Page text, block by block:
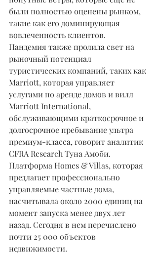
были полностью оценены рынком,
такие как его доминирующая
вовлеченность клиентов.
Пандемия также пролила свет на
рыночный потенциал
туристических компаний, таких как
Marriott, которая управляет
услугами по аренде домов и вилл
Marriott International,
обслуживающими краткосрочное и
долгосрочное пребывание ультра
премиум-класса, говорит аналитик
CFRA Research Туна Амоби.
Платформа Homes & Villas, которая
предлагает профессионально
управляемые частные дома,
насчитывала около 2000 единиц на
момент запуска менее двух лет
назад. Сегодня в нем перечислено
почти 25 000 объектов
недвижимости.